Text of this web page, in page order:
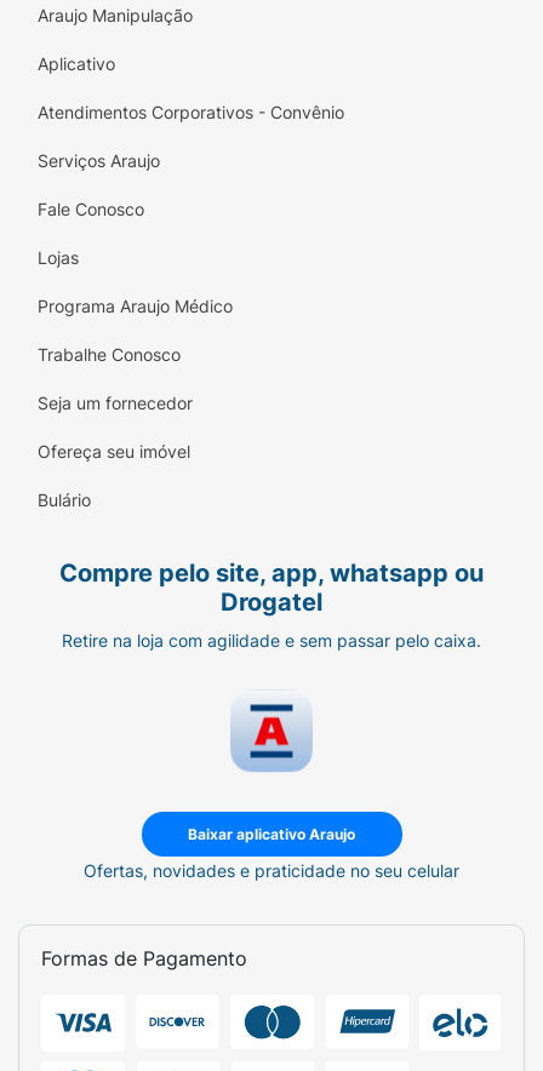
Araujo Manipulação
Aplicativo
Atendimentos Corporativos - Convênio
Serviços Araujo
Fale Conosco
Lojas
Programa Araujo Médico
Trabalhe Conosco
Seja um fornecedor
Ofereça seu imóvel
Bulário
Compre pelo site, app, whatsapp ou
Drogatel
Retire na loja com agilidade e sem passar pelo caixa.
Baixar aplicativo Araujo
Ofertas, novidades e praticidade no seu celular
Formas de Pagamento